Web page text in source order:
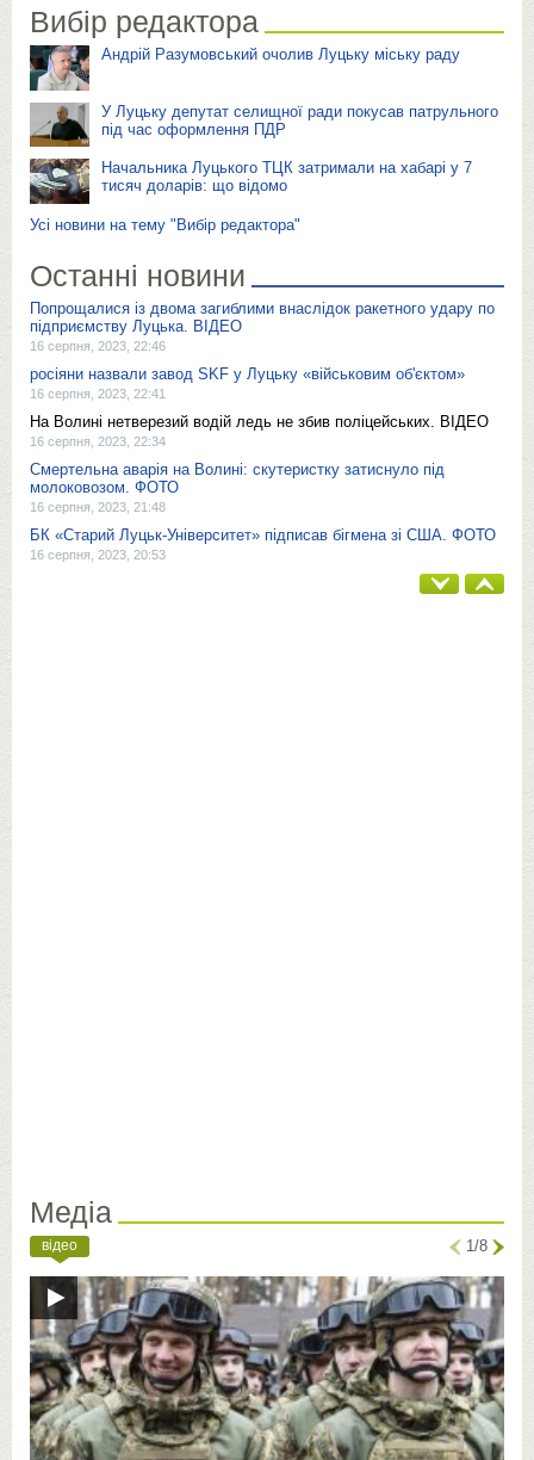
Вибір редактора
Андрій Разумовський очолив Луцьку міську раду
У Луцьку депутат селищної ради покусав патрульного
під час оформлення ПДР
Начальника Луцького ТЦК затримали на хабарі у 7
тисяч доларів: що відомо
Усі новини на тему "Вибір редактора"
Останні новини
Попрощалися із двома загиблими внаслідок ракетного удару по
підприємству Луцька. ВІДЕО
16 серпня, 2023, 22:46
росіяни назвали завод SKF у Луцьку «військовим об'єктом»
16 серпня, 2023, 22:41
На Волині нетверезий водій ледь не збив поліцейських. ВІДЕО
16 серпня, 2023, 22:34
Смертельна аварія на Волині: скутеристку затиснуло під
молоковозом. ФОТО
16 серпня, 2023, 21:48
БК «Старий Луцьк-Університет» підписав бігмена зі США. ФОТО
16 серпня, 2023, 20:53
Медіа
відео 1/8